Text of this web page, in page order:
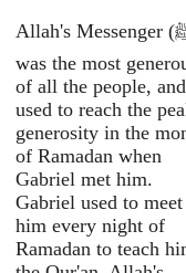
Allah's Messenger (ﷺ)
was the most
of all the people,
used to reach the
generosity in the
of Ramadan when
Gabriel met him.
Gabriel used to meet
him every night of
Ramadan to teach